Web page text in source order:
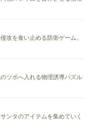
攻を食い止める防衛ゲーム。
ツボへ入れる物理誘導パズル
ンタのアイテムを集めていく